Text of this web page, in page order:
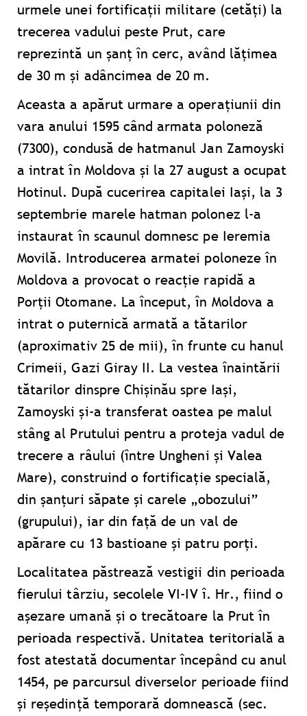
urmele unei fortificații militare (cetăți) la
trecerea vadului peste Prut, care
reprezintă un şanț în cerc, având lățimea
de 30 m şi adâncimea de 20 m.
Aceasta a apărut urmare a operațiunii din
vara anului 1595 când armata poloneză
(7300), condusă de hatmanul Jan Zamoyski
a intrat în Moldova și la 27 august a ocupat
Hotinul. După cucerirea capitalei Iași, la 3
septembrie marele hatman polonez l-a
instaurat în scaunul domnesc pe Ieremia
Movilă. Introducerea armatei poloneze în
Moldova a provocat o reacție rapidă a
Porții Otomane. La început, în Moldova a
intrat o puternică armată a tătarilor
(aproximativ 25 de mii), în frunte cu hanul
Crimeii, Gazi Giray II. La vestea înaintării
tătarilor dinspre Chișinău spre Iași,
Zamoyski și-a transferat oastea pe malul
stâng al Prutului pentru a proteja vadul de
trecere a râului (între Ungheni și Valea
Mare), construind o fortificație specială,
din șanțuri săpate și carele „obozului”
(grupului), iar din față de un val de
apărare cu 13 bastioane și patru porți.
Localitatea păstrează vestigii din perioada
fierului târziu, secolele VI-IV î. Hr., fiind o
aşezare umană şi o trecătoare la Prut în
perioada respectivă. Unitatea teritorială a
fost atestată documentar începând cu anul
1454, pe parcursul diverselor perioade fiind
și reşedință temporară domnească (sec.